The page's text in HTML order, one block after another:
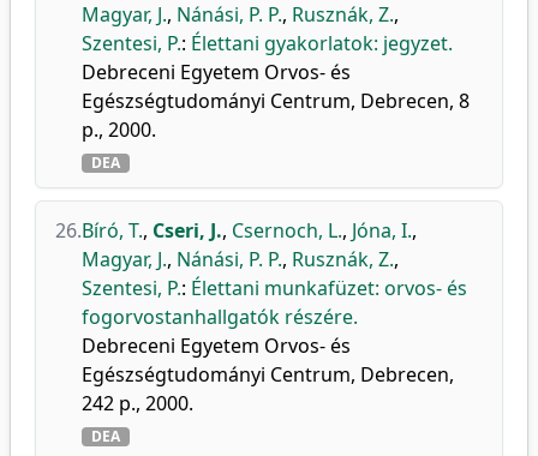
Magyar, J., Nánási, P. P., Rusznák, Z.,
Szentesi, P.: Élettani gyakorlatok: jegyzet.
Debreceni Egyetem Orvos- és
Egészségtudományi Centrum, Debrecen, 8
p., 2000.
DEA
26.Bíró, T., Cseri, J., Csernoch, L., Jóna, I.,
Magyar, J., Nánási, P. P., Rusznák, Z.,
Szentesi, P.: Élettani munkafüzet: orvos- és
fogorvostanhallgatók részére.
Debreceni Egyetem Orvos- és
Egészségtudományi Centrum, Debrecen,
242 p., 2000.
DEA